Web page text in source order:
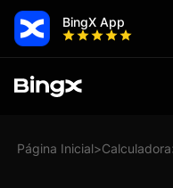
BingX App
Página Inicial>Calculadora